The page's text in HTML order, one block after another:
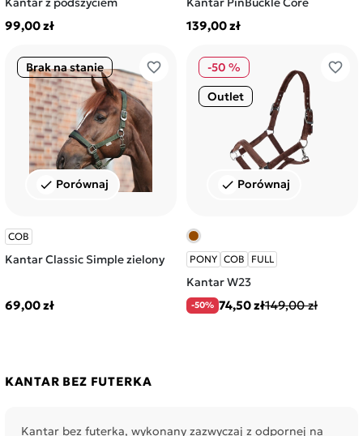
99,00 zł 139,00 zł
favorite_border
check Porównaj
Brak na stanie
COB
Kantar Classic Simple zielony
69,00 zł
favorite_border
check Porównaj
-50 %
Outlet
PONY COB FULL
Kantar W23
-50% 74,50 zł149,00 zł
KANTAR BEZ FUTERKA
Kantar bez futerka, wykonany zazwyczaj z odpornej na